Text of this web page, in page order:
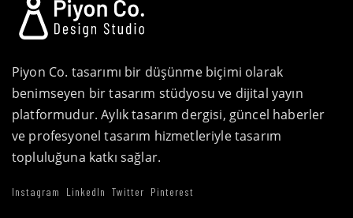
Piyon Co. tasarımı bir düşünme biçimi olarak
benimseyen bir tasarım stüdyosu ve dijital yayın
platformudur. Aylık tasarım dergisi, güncel haberler
ve profesyonel tasarım hizmetleriyle tasarım
topluluğuna katkı sağlar.
Instagram LinkedIn Twitter Pinterest